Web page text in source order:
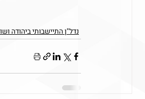
נדל"ן התיישבותי ביהודה